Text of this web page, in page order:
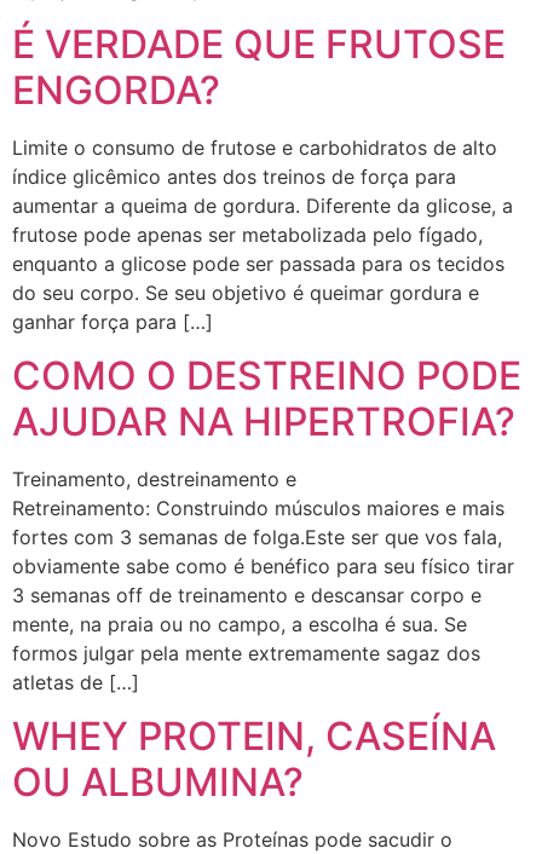
É VERDADE QUE FRUTOSE
ENGORDA?
Limite o consumo de frutose e carbohidratos de alto
índice glicêmico antes dos treinos de força para
aumentar a queima de gordura. Diferente da glicose, a
frutose pode apenas ser metabolizada pelo fígado,
enquanto a glicose pode ser passada para os tecidos
do seu corpo. Se seu objetivo é queimar gordura e
ganhar força para […]
COMO O DESTREINO PODE
AJUDAR NA HIPERTROFIA?
Treinamento, destreinamento e
Retreinamento: Construindo músculos maiores e mais
fortes com 3 semanas de folga.Este ser que vos fala,
obviamente sabe como é benéfico para seu físico tirar
3 semanas off de treinamento e descansar corpo e
mente, na praia ou no campo, a escolha é sua. Se
formos julgar pela mente extremamente sagaz dos
atletas de […]
WHEY PROTEIN, CASEÍNA
OU ALBUMINA?
Novo Estudo sobre as Proteínas pode sacudir o